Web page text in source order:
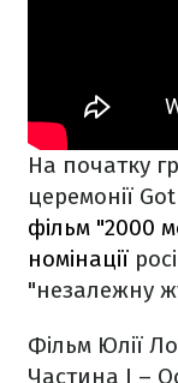
На початку
церемонії
фільм "2000
номінації
"незалежну
Фільм Юлії
Частина I –